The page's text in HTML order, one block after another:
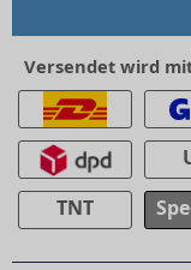
Versendet wird
TNT